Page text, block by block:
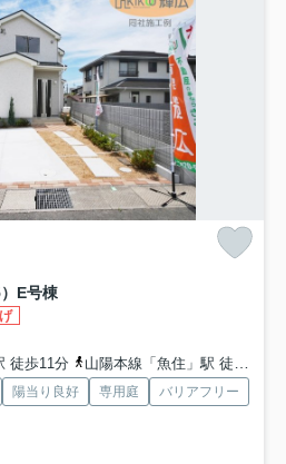
E号棟
徒歩11分
山陽本線「魚住」駅 徒歩19分
陽当り良好 専用庭
バリアフリー